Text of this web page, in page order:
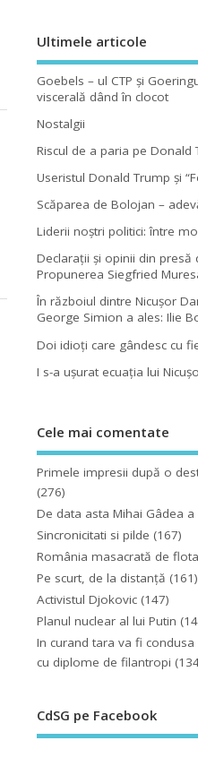
Ultimele articole
Goebels – ul CTP şi
viscerală dând în clocot
Nostalgii
Riscul de a paria pe Donald
Useristul Donald Trump şi
Scăparea de Bolojan –
Liderii noştri politici: între
Declaraţii şi opinii din presă
Propunerea Siegfried
În războiul dintre Nicuşor
George Simion a ales: Ilie
Doi idioţi care gândesc cu
I s-a uşurat ecuaţia lui
Cele mai comentate
Primele impresii după o
(276)
De data asta Mihai Gâdea a
Sincronicitati si pilde (167)
România masacrată de
Pe scurt, de la distanță (161)
Activistul Djokovic (147)
Planul nuclear al lui Putin
In curand tara va fi
cu diplome de filantropi
CdSG pe Facebook